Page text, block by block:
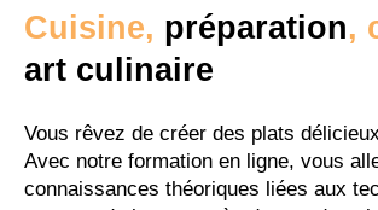
Cuisine, préparation,
art culinaire
Vous rêvez de créer des plats
Avec notre formation en ligne, vous
connaissances théoriques liées aux